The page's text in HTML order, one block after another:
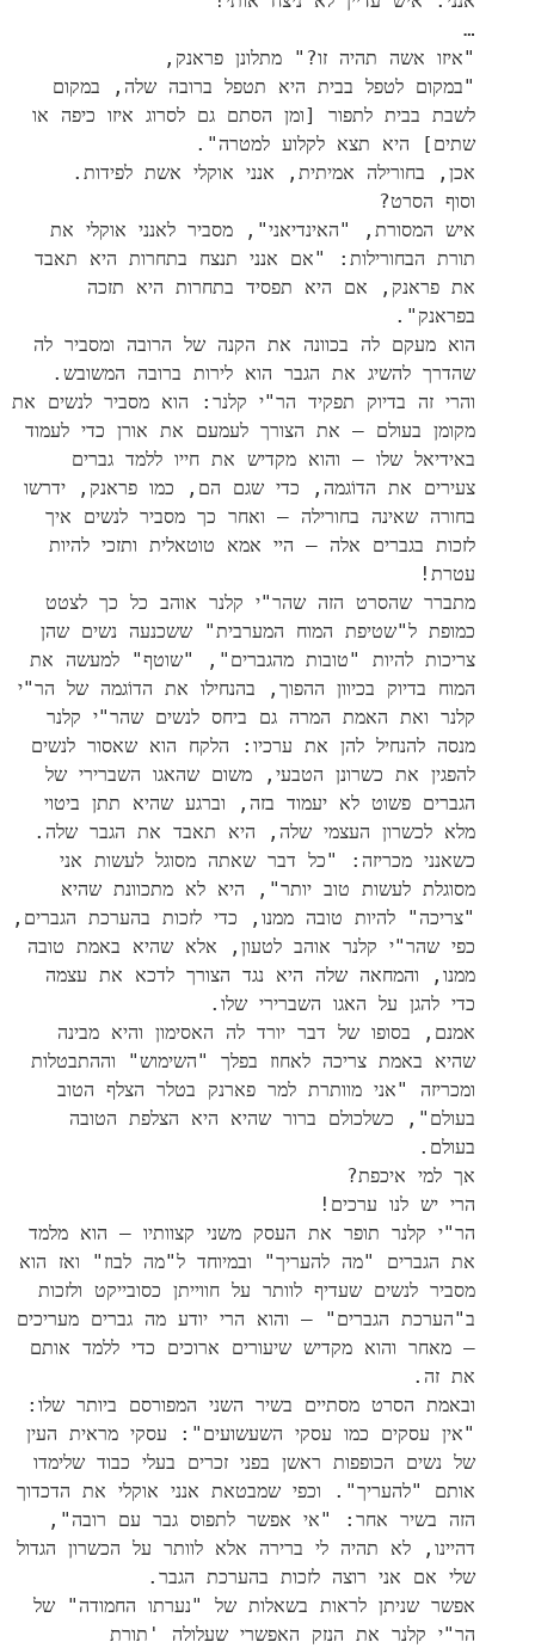
…
"איזו אשה תהיה זו?" מתלונן פראנק,
"במקום לטפל בבית היא תטפל ברובה שלה, במקום
לשבת בבית לתפור [ומן הסתם גם לסרוג איזו כיפה או
שתים] היא תצא לקלוע למטרה".
אכן, בחורילה אמיתית, אנני אוקלי אשת לפידות.
וסוף הסרט?
איש המסורת, "האינדיאני", מסביר לאנני אוקלי את
תורת הבחורילות: "אם אנני תנצח בתחרות היא תאבד
את פראנק, אם היא תפסיד בתחרות היא תזכה
בפראנק".
הוא מעקם לה בכוונה את הקנה של הרובה ומסביר לה
שהדרך להשיג את הגבר הוא לירות ברובה המשובש.
והרי זה בדיוק תפקיד הר"י קלנר: הוא מסביר לנשים את
מקומן בעולם – את הצורך לעמעם את אורן כדי לעמוד
באידיאל שלו – והוא מקדיש את חייו ללמד גברים
צעירים את הדוֹגמה, כדי שגם הם, כמו פראנק, ידרשו
בחורה שאינה בחורילה – ואחר כך מסביר לנשים איך
לזכות בגברים אלה – היי אמא טוטאלית ותזכי להיות
עטרת!
מתברר שהסרט הזה שהר"י קלנר אוהב כל כך לצטט
כמופת ל"שטיפת המוח המערבית" ששכנעה נשים שהן
צריכות להיות "טובות מהגברים", "שוטף" למעשה את
המוח בדיוק בכיוון ההפוך, בהנחילו את הדוֹגמה של הר"י
קלנר ואת האמת המרה גם ביחס לנשים שהר"י קלנר
מנסה להנחיל להן את ערכיו: הלקח הוא שאסור לנשים
להפגין את כשרונן הטבעי, משום שהאגו השברירי של
הגברים פשוט לא יעמוד בזה, וברגע שהיא תתן ביטוי
מלא לכשרון העצמי שלה, היא תאבד את הגבר שלה.
כשאנני מכריזה: "כל דבר שאתה מסוגל לעשות אני
מסוגלת לעשות טוב יותר", היא לא מתכוונת שהיא
"צריכה" להיות טובה ממנו, כדי לזכות בהערכת הגברים,
כפי שהר"י קלנר אוהב לטעון, אלא שהיא באמת טובה
ממנו, והמחאה שלה היא נגד הצורך לדכא את עצמה
כדי להגן על האגו השברירי שלו.
אמנם, בסופו של דבר יורד לה האסימון והיא מבינה
שהיא באמת צריכה לאחוז בפלך "השימוש" וההתבטלות
ומכריזה "אני מוותרת למר פארנק בטלר הצלף הטוב
בעולם", כשלכולם ברור שהיא היא הצלפת הטובה
בעולם.
אך למי איכפת?
הרי יש לנו ערכים!
הר"י קלנר תופר את העסק משני קצוותיו – הוא מלמד
את הגברים "מה להעריך" ובמיוחד ל"מה לבוז" ואז הוא
מסביר לנשים שעדיף לוותר על חווייתן כסובייקט ולזכות
ב"הערכת הגברים" – והוא הרי יודע מה גברים מעריכים
– מאחר והוא מקדיש שיעורים ארוכים כדי ללמד אותם
את זה.
ובאמת הסרט מסתיים בשיר השני המפורסם ביותר שלו:
"אין עסקים כמו עסקי השעשועים": עסקי מראית העין
של נשים הכופפות ראשן בפני זכרים בעלי כבוד שלימדו
אותם "להעריך". וכפי שמבטאת אנני אוקלי את הדכדוך
הזה בשיר אחר: "אי אפשר לתפוס גבר עם רובה",
דהיינו, לא תהיה לי ברירה אלא לוותר על הכשרון הגדול
שלי אם אני רוצה לזכות בהערכת הגבר.
אפשר שניתן לראות בשאלות של "נערתו החמודה" של
הר"י קלנר את הנזק האפשרי שעלולה 'תורת